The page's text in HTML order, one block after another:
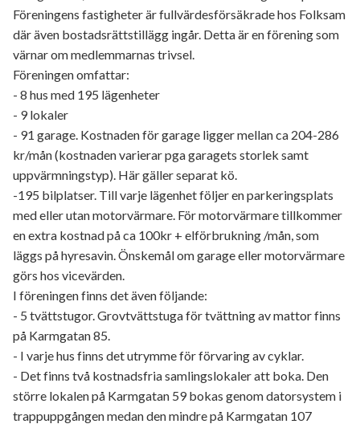
Föreningens fastigheter är fullvärdesförsäkrade hos Folksam
där även bostadsrättstillägg ingår. Detta är en förening som
värnar om medlemmarnas trivsel.
Föreningen omfattar:
- 8 hus med 195 lägenheter
- 9 lokaler
- 91 garage. Kostnaden för garage ligger mellan ca 204-286
kr/mån (kostnaden varierar pga garagets storlek samt
uppvärmningstyp). Här gäller separat kö.
-195 bilplatser. Till varje lägenhet följer en parkeringsplats
med eller utan motorvärmare. För motorvärmare tillkommer
en extra kostnad på ca 100kr + elförbrukning /mån, som
läggs på hyresavin. Önskemål om garage eller motorvärmare
görs hos vicevärden.
I föreningen finns det även följande:
- 5 tvättstugor. Grovtvättstuga för tvättning av mattor finns
på Karmgatan 85.
- I varje hus finns det utrymme för förvaring av cyklar.
- Det finns två kostnadsfria samlingslokaler att boka. Den
större lokalen på Karmgatan 59 bokas genom datorsystem i
trappuppgången medan den mindre på Karmgatan 107